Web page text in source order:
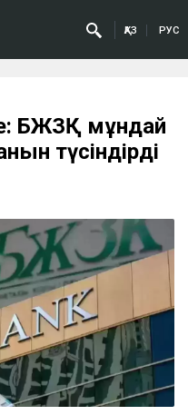
ҚАЗ РУС
БЖЗҚ мұндай
түсіндірді